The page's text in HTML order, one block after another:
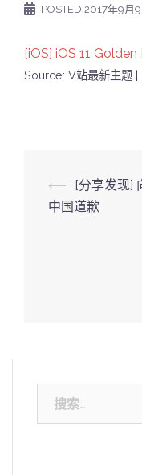
POSTED 2017年9月9
[iOS] iOS 11
Source: V站最新主题
Post
⟵
[分享发现]
中国道歉
索：